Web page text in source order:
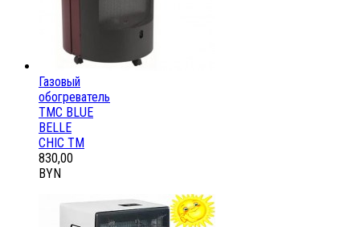
Газовый
обогреватель
ТМС BLUE
BELLE
CHIC ТМ
830,00
BYN